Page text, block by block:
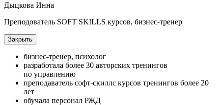
Дыцкова Инна
Преподователь SOFT SKILLS курсов, бизнес-тренер
Закрыть
бизнес-тренер, психолог
разработала более 30 авторских тренингов
по управлению
преподаватель софт-скиллс курсов тренингов более 20
лет
обучала персонал РЖД